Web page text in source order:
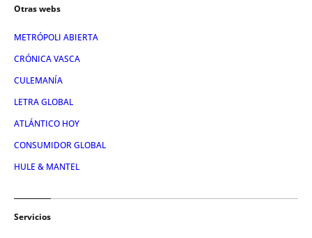
Otras webs
METRÓPOLI ABIERTA
CRÓNICA VASCA
CULEMANÍA
LETRA GLOBAL
ATLÁNTICO HOY
CONSUMIDOR GLOBAL
HULE & MANTEL
Servicios